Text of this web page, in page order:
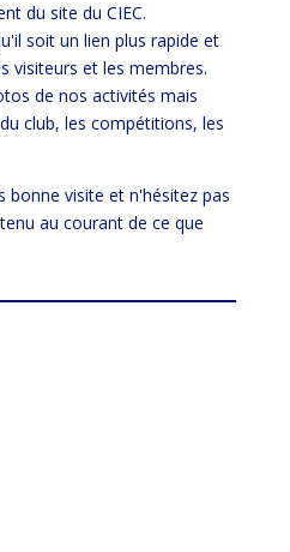
du site du CIEC.
soit un lien plus rapide et
visiteurs et les membres.
de nos activités mais
club, les compétitions, les
bonne visite et n'hésitez pas
au courant de ce que